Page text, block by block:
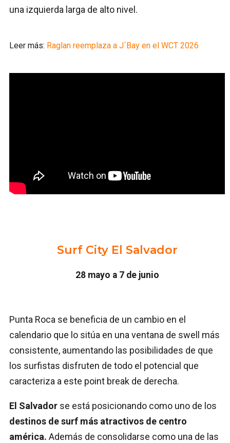
una izquierda larga de alto nivel.
Leer más: Raglan reemplaza a J´Bay en el WCT 2026
Surf City El Salvador
28 mayo a 7 de junio
Punta Roca se beneficia de un cambio en el
calendario que lo sitúa en una ventana de swell más
consistente, aumentando las posibilidades de que
los surfistas disfruten de todo el potencial que
caracteriza a este point break de derecha.
El Salvador se está posicionando como uno de los
destinos de surf más atractivos de centro
américa. Además de consolidarse como una de las